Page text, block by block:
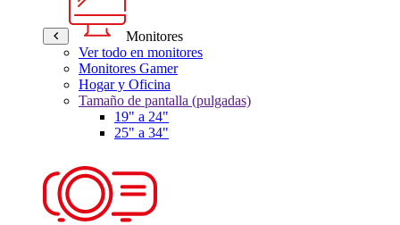
Monitores
Ver todo en monitores
Monitores Gamer
Hogar y Oficina
Tamaño de pantalla (pulgadas)
19" a 24"
25" a 34"